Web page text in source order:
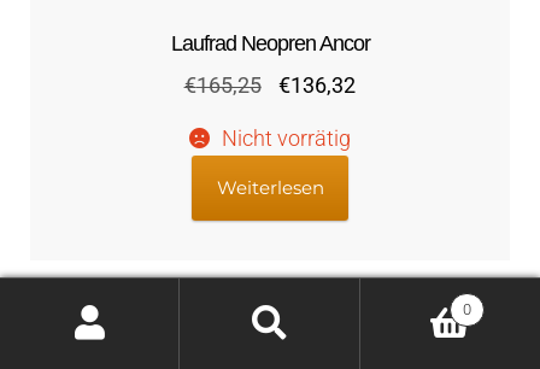
Laufrad Neopren Ancor
€165,25
Ursprünglicher
war:
€165,25
€136,32
Nicht vorrätig
Weiterlesen
0